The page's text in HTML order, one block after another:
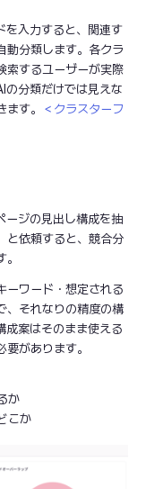
入力すると、関連す
動分類します。各クラ
索するユーザーが実際
の分類だけでは見えな
す。
＜クラスターフ
ージの見出し構成を抽
と依頼すると、競合分
ーワード・想定される
、それなりの精度の構
成案はそのまま使える
があります。
か
こか